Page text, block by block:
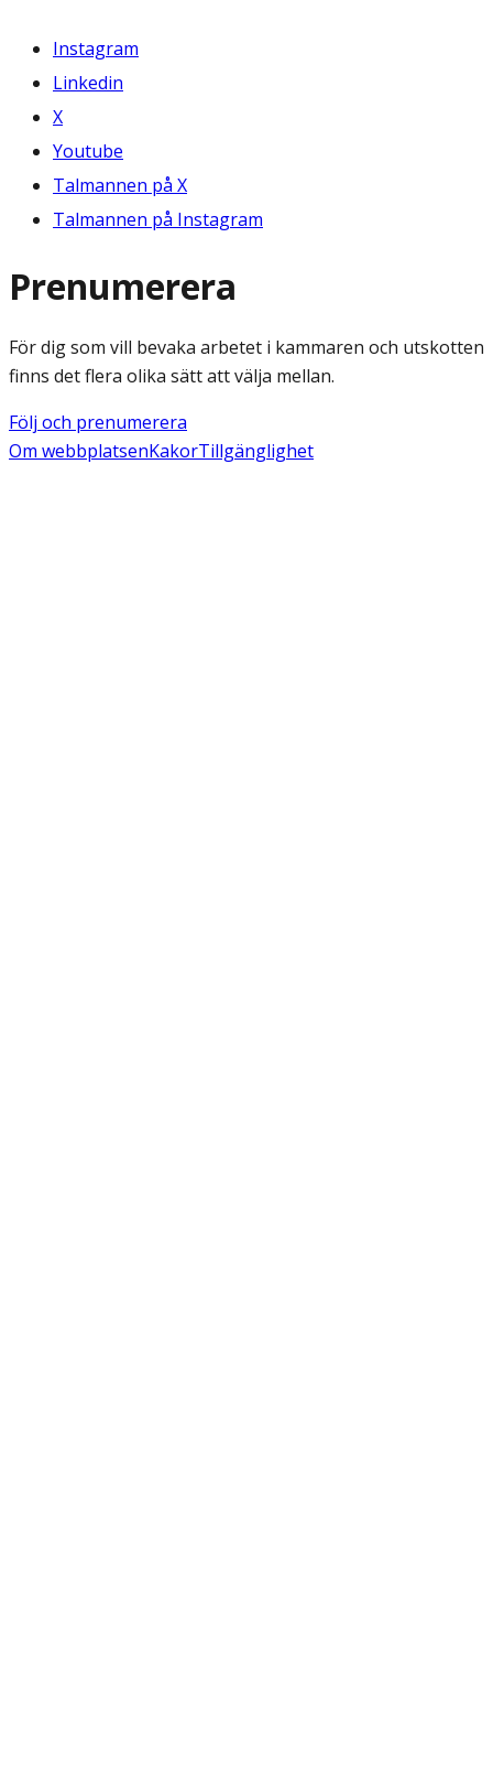
Instagram
Linkedin
X
Youtube
Talmannen på X
Talmannen på Instagram
Prenumerera
För dig som vill bevaka arbetet i kammaren och utskotten
finns det flera olika sätt att välja mellan.
Följ och prenumerera
Om webbplatsenKakorTillgänglighet